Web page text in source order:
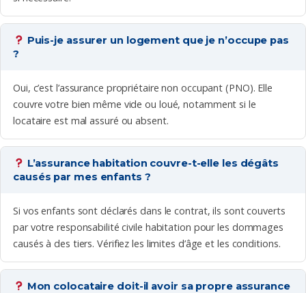
Puis-je assurer un logement que je n’occupe pas
?
Oui, c’est l’assurance propriétaire non occupant (PNO). Elle
couvre votre bien même vide ou loué, notamment si le
locataire est mal assuré ou absent.
L’assurance habitation couvre-t-elle les dégâts
causés par mes enfants ?
Si vos enfants sont déclarés dans le contrat, ils sont couverts
par votre responsabilité civile habitation pour les dommages
causés à des tiers. Vérifiez les limites d’âge et les conditions.
Mon colocataire doit-il avoir sa propre assurance